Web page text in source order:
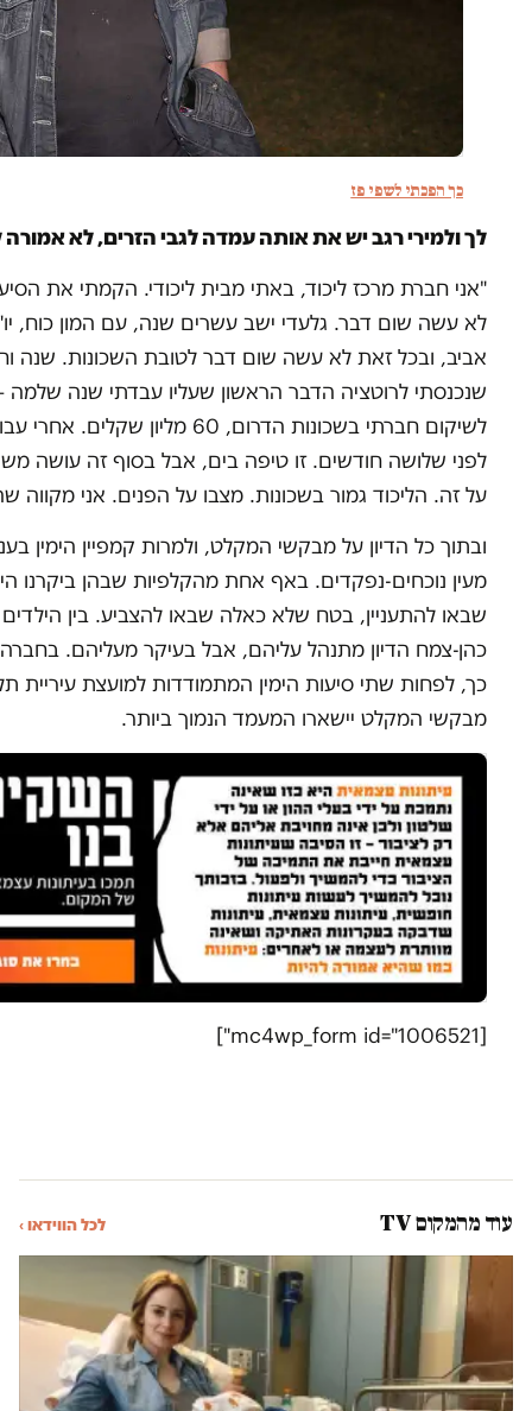
כך הפכתי לשפי פז
לך ולמירי רגב יש את אותה עמדה לגבי הזרים, לא אמורה
"אני חברת מרכז ליכוד, באתי מבית ליכודי. הקמתי את
אביב, ובכל זאת לא עשה שום דבר לטובת השכונות. שנה
שנכנסתי לרוטציה הדבר הראשון שעליו עבדתי שנה
לשיקום חברתי בשכונות הדרום,
לפני שלושה חודשים. זו טיפה בים, אבל בסוף זה עושה
על זה. הליכוד גמור בשכונות. מצבו על הפנים. אני מקווה
ובתוך כל הדיון על מבקשי המקלט, ולמרות קמפיין הימין
מעין נוכחים-נפקדים. באף אחת מהקלפיות שבהן ביקרנו
שבאו להתעניין, בטח שלא כאלה שבאו להצביע. בין
כהן-צמח הדיון מתנהל עליהם, אבל בעיקר מעליהם.
כך, לפחות שתי סיעות הימין המתמודדות למועצת עיריית
מבקשי המקלט יישארו המעמד הנמוך ביותר.
[mc4wp_form id="1006521"]
עוד מהמקום TV לכל הווידאו ›